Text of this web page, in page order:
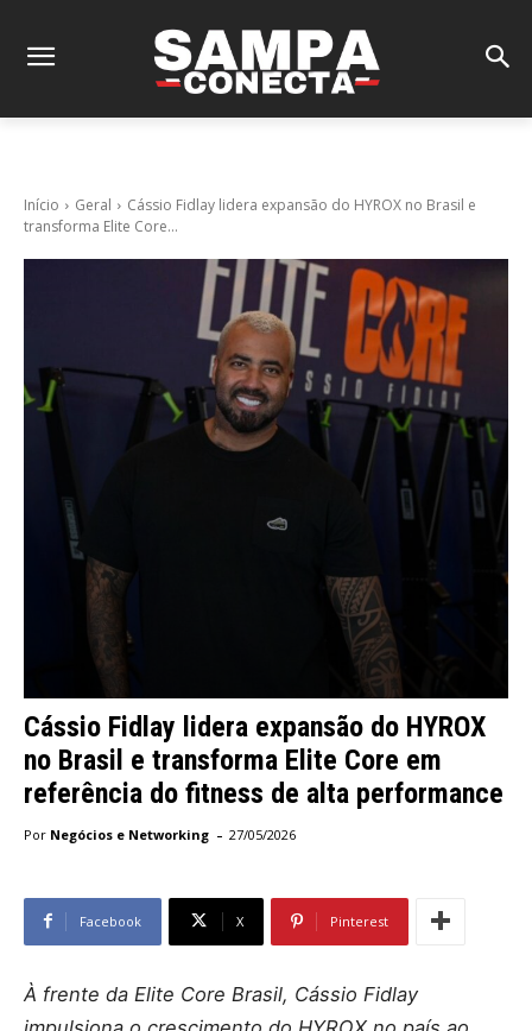
Início Geral
Cássio Fidlay lidera expansão do HYROX no Brasil e
transforma Elite Core...
Cássio Fidlay lidera expansão do HYROX
no Brasil e transforma Elite Core em
referência do fitness de alta performance
Por Negócios e Networking - 27/05/2026
Facebook X Pinterest
À frente da Elite Core Brasil, Cássio Fidlay